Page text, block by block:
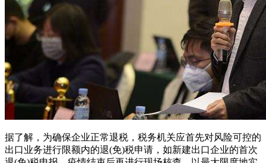
据了解，为确保企业正常退税，税务机关应首先对风险可控的
出口业务进行限额内的退(免)税申请，如新建出口企业的首次